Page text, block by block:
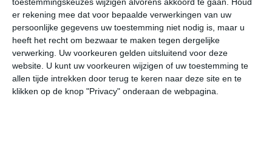
toestemmingskeuzes wijzigen alvorens akkoord te gaan. Houd
er rekening mee dat voor bepaalde verwerkingen van uw
persoonlijke gegevens uw toestemming niet nodig is, maar u
heeft het recht om bezwaar te maken tegen dergelijke
verwerking. Uw voorkeuren gelden uitsluitend voor deze
website. U kunt uw voorkeuren wijzigen of uw toestemming te
allen tijde intrekken door terug te keren naar deze site en te
klikken op de knop "Privacy" onderaan de webpagina.
12:00 15:00 18:00 21:00 00:00
12:00 15:00 18:00 21:00 00:00